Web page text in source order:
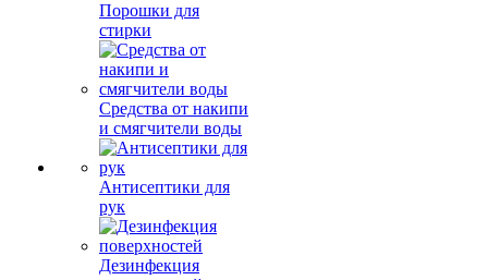
Порошки для
стирки
Средства от накипи
и смягчители воды
Антисептики для
рук
Дезинфекция